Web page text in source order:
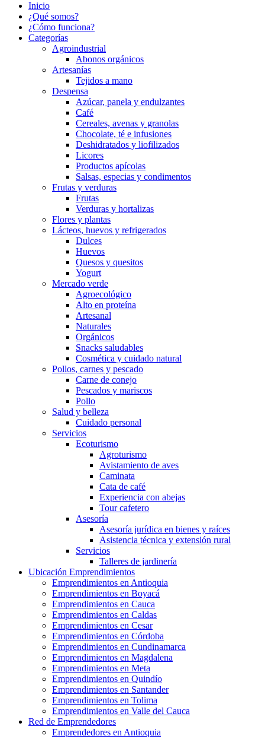
Inicio
¿Qué somos?
¿Cómo funciona?
Categorías
Agroindustrial
Abonos orgánicos
Artesanías
Tejidos a mano
Despensa
Azúcar, panela y endulzantes
Café
Cereales, avenas y granolas
Chocolate, té e infusiones
Deshidratados y liofilizados
Licores
Productos apícolas
Salsas, especias y condimentos
Frutas y verduras
Frutas
Verduras y hortalizas
Flores y plantas
Lácteos, huevos y refrigerados
Dulces
Huevos
Quesos y quesitos
Yogurt
Mercado verde
Agroecológico
Alto en proteína
Artesanal
Naturales
Orgánicos
Snacks saludables
Cosmética y cuidado natural
Pollos, carnes y pescado
Carne de conejo
Pescados y mariscos
Pollo
Salud y belleza
Cuidado personal
Servicios
Ecoturismo
Agroturismo
Avistamiento de aves
Caminata
Cata de café
Experiencia con abejas
Tour cafetero
Asesoría
Asesoría jurídica en bienes y raíces
Asistencia técnica y extensión rural
Servicios
Talleres de jardinería
Ubicación Emprendimientos
Emprendimientos en Antioquia
Emprendimientos en Boyacá
Emprendimientos en Cauca
Emprendimientos en Caldas
Emprendimientos en Cesar
Emprendimientos en Córdoba
Emprendimientos en Cundinamarca
Emprendimientos en Magdalena
Emprendimientos en Meta
Emprendimientos en Quindío
Emprendimientos en Santander
Emprendimientos en Tolima
Emprendimientos en Valle del Cauca
Red de Emprendedores
Emprendedores en Antioquia